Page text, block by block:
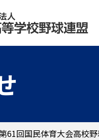
61回国民体育大会高校野